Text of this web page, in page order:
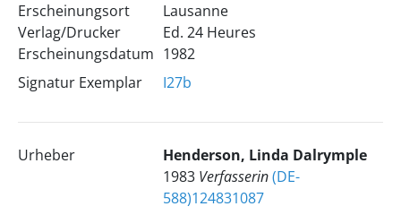
Erscheinungsort
Verlag/Drucker
Erscheinungsdatum
Lausanne
Ed. 24 Heures
1982
Signatur Exemplar
I27b
Urheber
Henderson, Linda Dalrymple
1983 Verfasserin(DE-
588)124831087